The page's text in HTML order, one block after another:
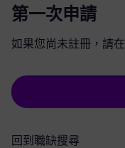
第一次申請
如果您尚未註冊，請
回到職缺搜尋